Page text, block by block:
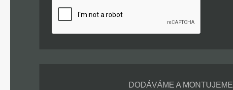
DODÁVÁME A MONTUJEME